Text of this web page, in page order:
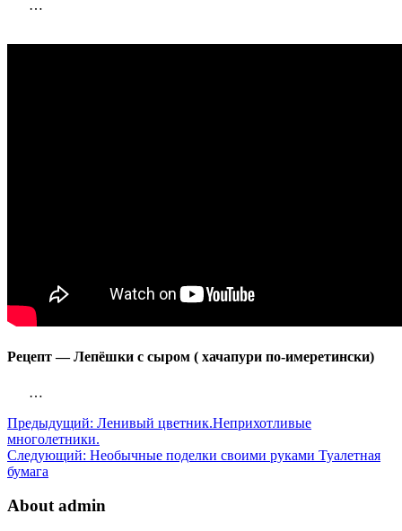
…
Рецепт — Лепёшки с сыром ( хачапури по-имеретински)
…
Предыдущий: Ленивый цветник.Неприхотливые
многолетники.
Следующий: Необычные поделки своими руками Туалетная
бумага
About admin